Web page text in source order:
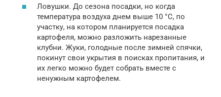
Ловушки. До сезона посадки, но когда
температура воздуха днем выше 10 °С, по
участку, на котором планируется посадка
картофеля, можно разложить нарезанные
клубни. Жуки, голодные после зимней спячки,
покинут свои укрытия в поисках пропитания, и
их легко можно будет собрать вместе с
ненужным картофелем.